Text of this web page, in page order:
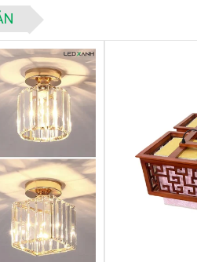
Pha lê K9
sản phẩm đèn mâm
trọng, cao cấp